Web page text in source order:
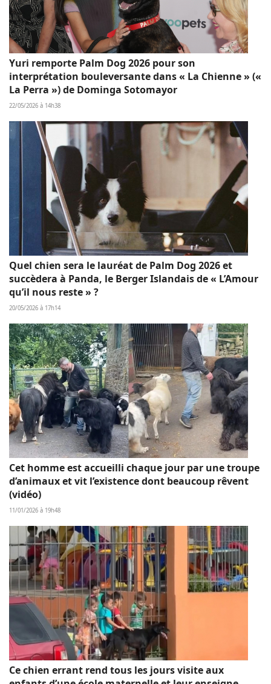
Yuri remporte Palm Dog 2026 pour son
interprétation bouleversante dans « La Chienne » («
La Perra ») de Dominga Sotomayor
22/05/2026 à 14h38
Quel chien sera le lauréat de Palm Dog 2026 et
succèdera à Panda, le Berger Islandais de « L’Amour
qu’il nous reste » ?
20/05/2026 à 17h14
Cet homme est accueilli chaque jour par une troupe
d’animaux et vit l’existence dont beaucoup rêvent
(vidéo)
11/01/2026 à 19h48
Ce chien errant rend tous les jours visite aux